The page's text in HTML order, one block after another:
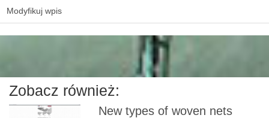
Modyfikuj wpis
Zobacz również:
New types of woven nets